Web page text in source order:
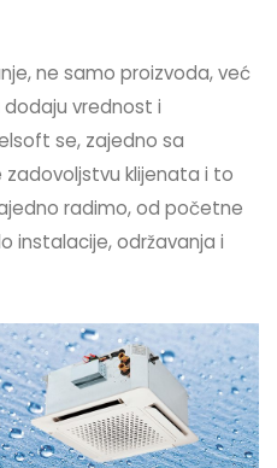
ne samo proizvoda, već
vrednost i
se, zajedno sa
klijenata i to
radimo, od početne
instalacije, održavanja i